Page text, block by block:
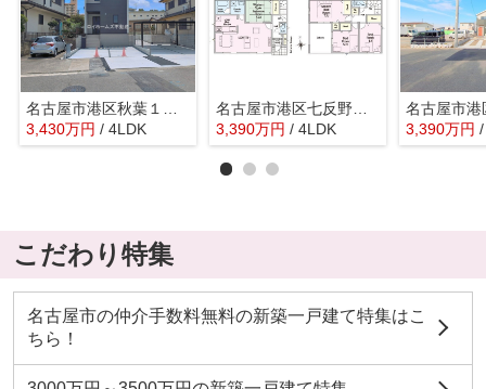
3,430万円 / 4LDK
名古屋市港区七反野２丁目1803-2『仲介料無料』新築戸建て
3,390万円 / 4LDK 3,390万円
こだわり特集
名古屋市の仲介手数料無料の新築一戸建て特集はこ
ちら！